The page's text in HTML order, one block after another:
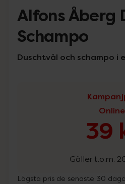
Alfons Åberg
Schampo
Duschtvål och schampo i
Online
39
Gäller t.o.m.
Lägsta pris de senaste 30